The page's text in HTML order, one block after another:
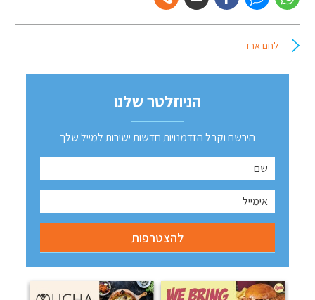
לחם ארז
הניוזלטר שלנו
הירשם וקבל הזדמנויות חדשות ישירות למייל שלך